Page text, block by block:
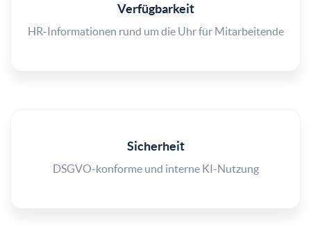
Verfügbarkeit
HR-Informationen rund um die Uhr für Mitarbeitende
Sicherheit
DSGVO-konforme und interne KI-Nutzung